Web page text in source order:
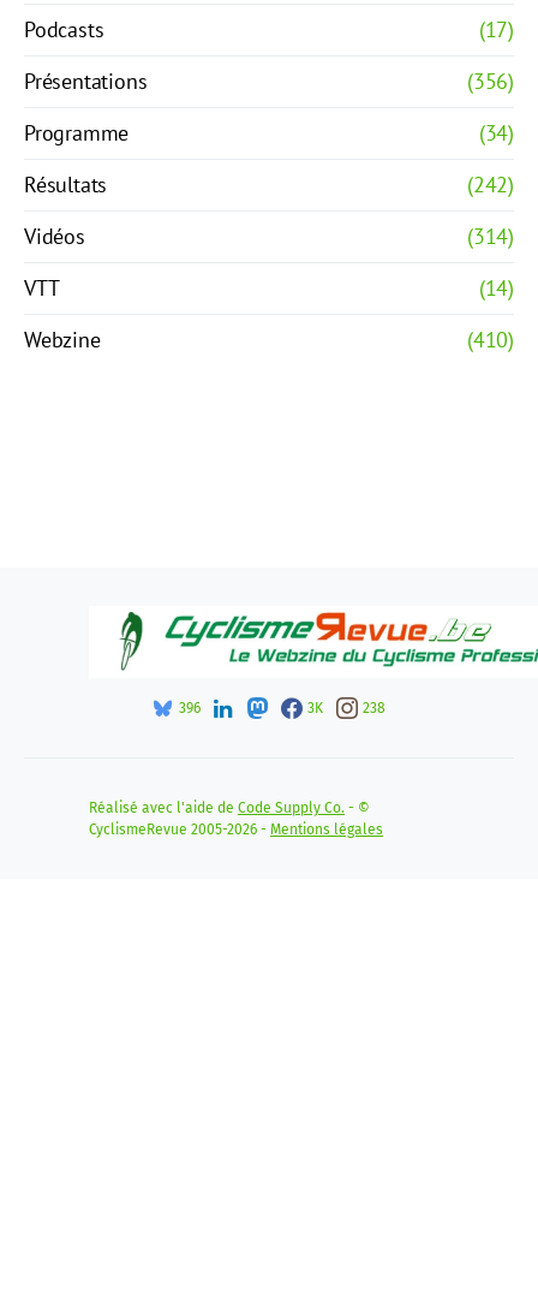
Podcasts
(17)
Présentations
(356)
Programme
(34)
Résultats
(242)
Vidéos
(314)
VTT
(14)
Webzine
(410)
396 3K 238
Réalisé avec l'aide de Code Supply Co. - ©
CyclismeRevue 2005-2026 - Mentions légales